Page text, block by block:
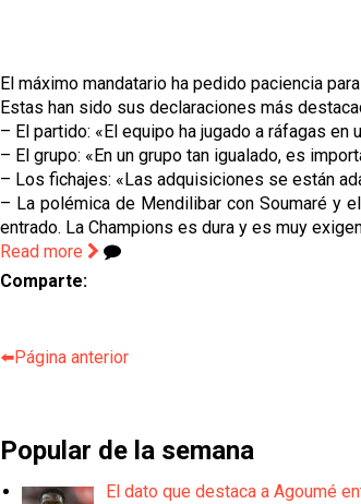
El máximo mandatario ha pedido paciencia
Estas han sido sus declaraciones más
– El partido: «El equipo ha jugado a ráfagas
– El grupo: «En un grupo tan igualado, es
– Los fichajes: «Las adquisiciones se están
– La polémica de Mendilibar con Soumaré y
entrado. La Champions es dura y es muy
Read more
Comparte:
⬅️Página anterior
Popular de la semana
El dato que destaca a Agoumé